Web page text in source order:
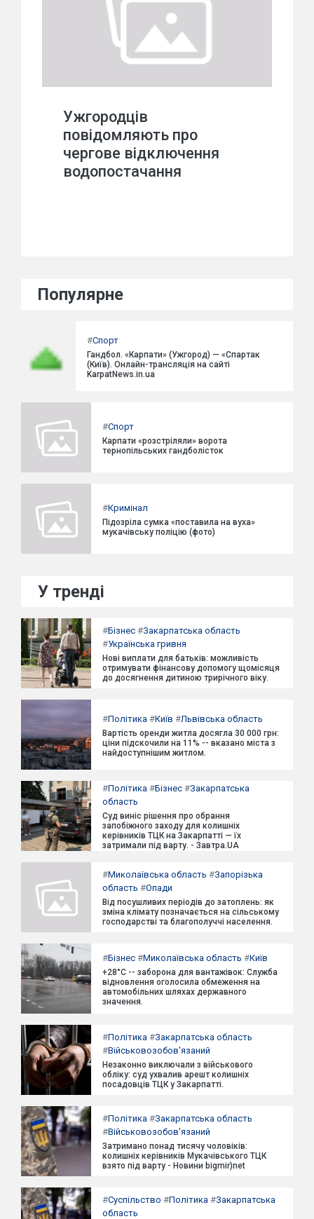
Ужгородців
повідомляють про
чергове відключення
водопостачання
Популярне
#Спорт
Гандбол. «Карпати» (Ужгород) — «Спартак
(Київ). Онлайн-трансляція на сайті
KarpatNews.in.ua
#Спорт
Карпати «розстріляли» ворота
тернопільських гандболісток
#Кримінал
Підозріла сумка «поставила на вуха»
мукачівську поліцію (фото)
У тренді
#Бізнес #Закарпатська область
#Українська гривня
Нові виплати для батьків: можливість
отримувати фінансову допомогу щомісяця
до досягнення дитиною трирічного віку.
#Політика #Київ #Львівська область
Вартість оренди житла досягла 30 000 грн:
ціни підскочили на 11% -- вказано міста з
найдоступнішим житлом.
#Політика #Бізнес #Закарпатська
область
Суд виніс рішення про обрання
запобіжного заходу для колишніх
керівників ТЦК на Закарпатті — їх
затримали під варту. - Завтра.UA
#Миколаївська область #Запорізька
область #Опади
Від посушливих періодів до затоплень: як
зміна клімату позначається на сільському
господарстві та благополуччі населення.
#Бізнес #Миколаївська область #Київ
+28°C -- заборона для вантажівок: Служба
відновлення оголосила обмеження на
автомобільних шляхах державного
значення.
#Політика #Закарпатська область
#Військовозобов'язаний
Незаконно виключали з військового
обліку: суд ухвалив арешт колишніх
посадовців ТЦК у Закарпатті.
#Політика #Закарпатська область
#Військовозобов'язаний
Затримано понад тисячу чоловіків:
колишніх керівників Мукачівського ТЦК
взято під варту - Новини bigmir)net
#Суспільство #Політика #Закарпатська
область